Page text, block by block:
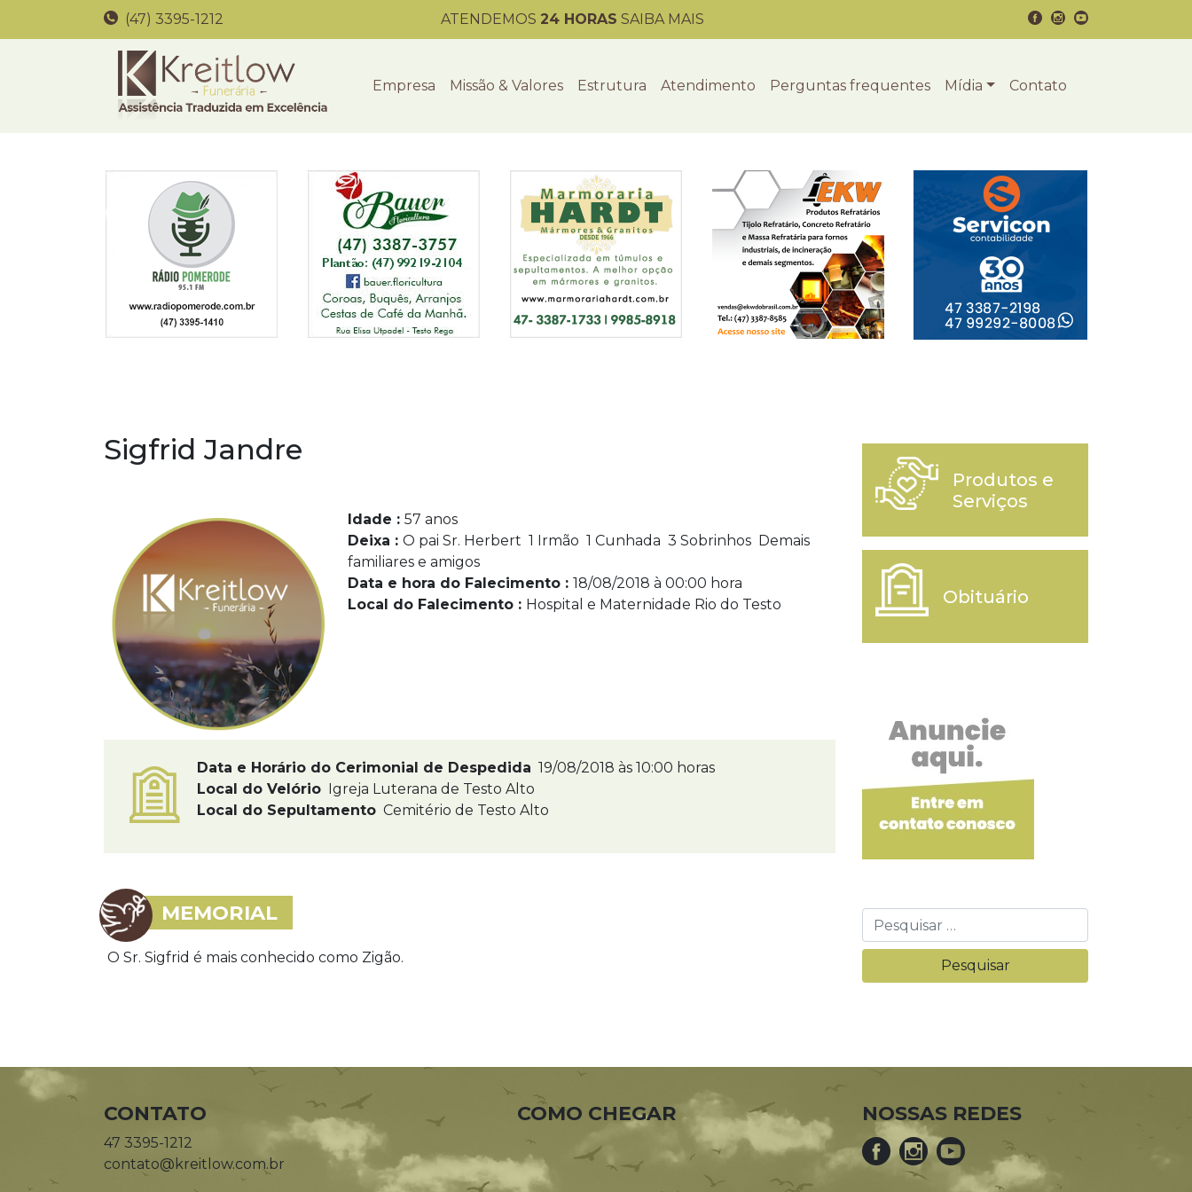
(47) 3395-1212 ATENDEMOS 24 HORAS SAIBA MAIS
Empresa Missão & Valores Estrutura Atendimento Perguntas frequentes Mídia Contato
Sigfrid Jandre
Idade : 57 anos
Deixa : O pai Sr. Herbert 1 Irmão 1 Cunhada 3 Sobrinhos Demais
familiares e amigos
Data e hora do Falecimento : 18/08/2018 à 00:00 hora
Local do Falecimento : Hospital e Maternidade Rio do Testo
Data e Horário do Cerimonial de Despedida 19/08/2018 às 10:00 horas
Local do Velório Igreja Luterana de Testo Alto
Local do Sepultamento Cemitério de Testo Alto
MEMORIAL
O Sr. Sigfrid é mais conhecido como Zigão.
Produtos e
Serviços
Obituário
CONTATO
47 3395-1212
contato@kreitlow.com.br
COMO CHEGAR NOSSAS REDES